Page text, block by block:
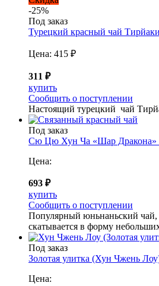
-25%
Под заказ
Турецкий красный чай Тирйаки
Цена: 415 ₽
311 ₽
купить
Сообщить о поступлении
Настоящий турецкий чай
Под заказ
Сю Цю Хун Ча «Шар Дракона»
Цена:
693 ₽
купить
Сообщить о поступлении
Популярный юньнаньский
скатывается в форму
Под заказ
Золотая улитка (Хун Чжень
Цена: